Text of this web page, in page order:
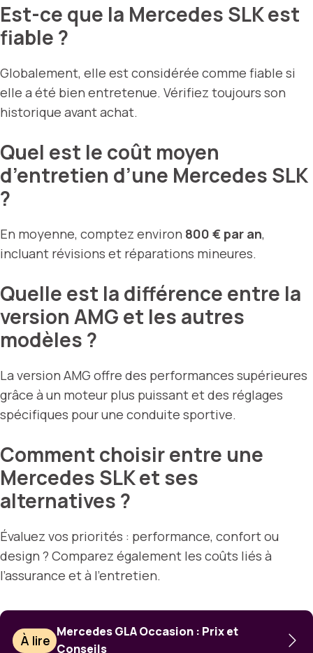
Est-ce que la Mercedes SLK est
fiable ?
Globalement, elle est considérée comme fiable si
elle a été bien entretenue. Vérifiez toujours son
historique avant achat.
Quel est le coût moyen
d’entretien d’une Mercedes SLK
?
En moyenne, comptez environ 800 € par an,
incluant révisions et réparations mineures.
Quelle est la différence entre la
version AMG et les autres
modèles ?
La version AMG offre des performances supérieures
grâce à un moteur plus puissant et des réglages
spécifiques pour une conduite sportive.
Comment choisir entre une
Mercedes SLK et ses
alternatives ?
Évaluez vos priorités : performance, confort ou
design ? Comparez également les coûts liés à
l’assurance et à l’entretien.
À lire
Mercedes GLA Occasion : Prix et
Conseils